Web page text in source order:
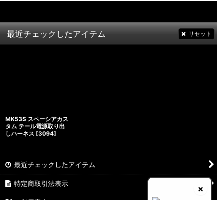
×
最近チェックしたアイテム リセット
MK53S スペーシアカス
タム テール電源取り出
しハーネス [3094]
最近チェックしたアイテム
特定商取引法表示